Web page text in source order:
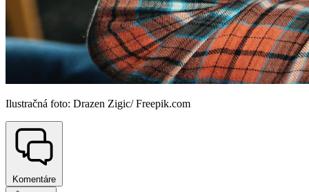
Ilustračná foto: Drazen Zigic/ Freepik.com
Komentáre